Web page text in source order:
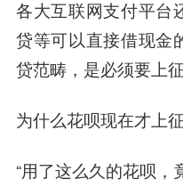
各大互联网支付平台
贷等可以直接借现金
贷范畴，是必须要上征
为什么花呗现在才上
“用了这么久的花呗，